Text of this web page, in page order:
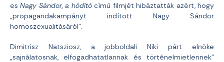
esNagy Sándor, a hódítócímű filmjét hibáztatták azért, hogy
„propagandakampányt indított Nagy Sándor
homoszexualitásáról”.
Dimitrisz Natsziosz, a jobboldali Niki párt elnöke
„sajnálatosnak, elfogadhatatlannak és történelmietlennek”